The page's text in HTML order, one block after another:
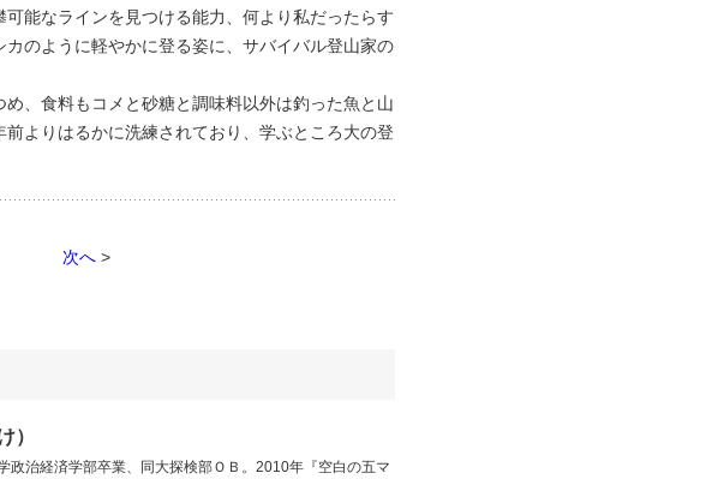
能なラインを見つける能力、何より私だったらす
のように軽やかに登る姿に、サバイバル登山家の
、食料もコメと砂糖と調味料以外は釣った魚と山
よりはるかに洗練されており、学ぶところ大の登
次へ>
）
政治経済学部卒業、同大探検部ＯＢ。2010年『空白の五マ